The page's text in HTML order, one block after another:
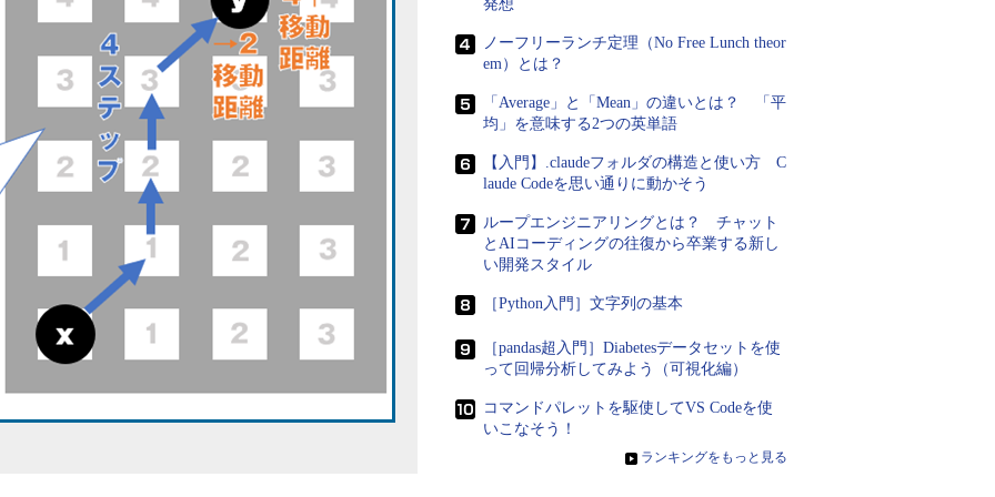
発想
ノーフリーランチ定理（No Free Lunch theor
em）とは？
「Average」と「Mean」の違いとは？ 「平
均」を意味する2つの英単語
【入門】.claudeフォルダの構造と使い方 C
laude Codeを思い通りに動かそう
ループエンジニアリングとは？ チャット
とAIコーディングの往復から卒業する新し
い開発スタイル
［Python入門］文字列の基本
［pandas超入門］Diabetesデータセットを使
って回帰分析してみよう（可視化編）
コマンドパレットを駆使してVS Codeを使
いこなそう！
» ランキングをもっと見る